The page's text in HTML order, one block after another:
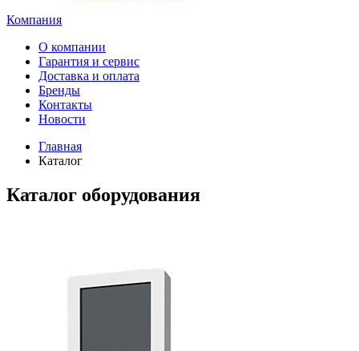
Компания
О компании
Гарантия и сервис
Доставка и оплата
Бренды
Контакты
Новости
Главная
Каталог
Каталог оборудования